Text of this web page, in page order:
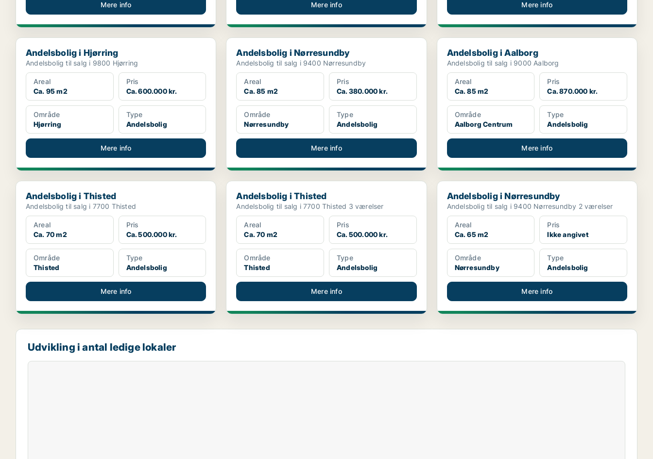
Mere info Mere info Mere info
Andelsbolig i Hjørring
Andelsbolig i Hjørring
Andelsbolig til salg i 9800 Hjørring
Areal
Ca. 95 m2
Pris
Ca. 600.000 kr.
Område
Hjørring
Type
Andelsbolig
Mere info
Andelsbolig i Nørresundby
Andelsbolig i Nørresundby
Andelsbolig til salg i 9400 Nørresundby
Areal
Ca. 85 m2
Pris
Ca. 380.000 kr.
Område
Nørresundby
Type
Andelsbolig
Mere info
Andelsbolig i Aalborg
Andelsbolig i Aalborg
Andelsbolig til salg i 9000 Aalborg
Areal
Ca. 85 m2
Pris
Ca. 870.000 kr.
Område
Aalborg Centrum
Type
Andelsbolig
Mere info
Andelsbolig i Thisted
Andelsbolig i Thisted
Andelsbolig til salg i 7700 Thisted
Areal
Ca. 70 m2
Pris
Ca. 500.000 kr.
Område
Thisted
Type
Andelsbolig
Mere info
Andelsbolig i Thisted
Andelsbolig i Thisted
Andelsbolig til salg i 7700 Thisted 3 værelser
Areal
Ca. 70 m2
Pris
Ca. 500.000 kr.
Område
Thisted
Type
Andelsbolig
Mere info
Andelsbolig i Nørresundby
Andelsbolig i Nørresundby
Andelsbolig til salg i 9400 Nørresundby 2 værelser
Areal
Ca. 65 m2
Pris
Ikke angivet
Område
Nørresundby
Type
Andelsbolig
Mere info
Udvikling i antal ledige lokaler